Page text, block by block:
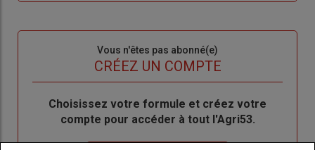
de
Vous n'êtes pas abonné(e)
CRÉEZ UN COMPTE
BodyChoisissez votre formule et créez votre
compte pour accéder à tout l'Agri53.